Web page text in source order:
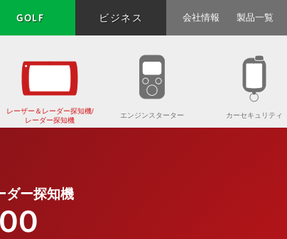
GOLF ビジネス 会社情報 製品一覧
レーザー＆レーダー探知機/
レーダー探知機
エンジンスターター カーセキュリティ
ダー探知機